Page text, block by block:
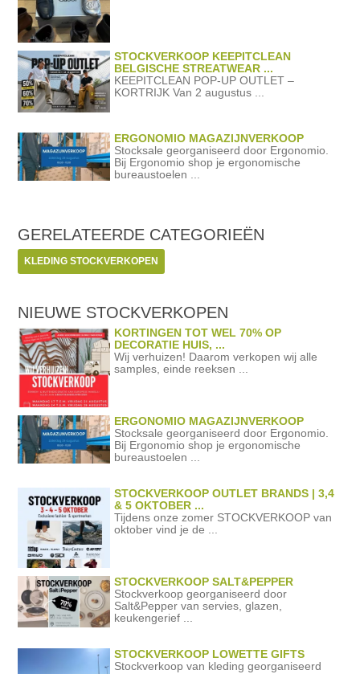
STOCKVERKOOP KEEPITCLEAN
BELGISCHE STREATWEAR ...
KEEPITCLEAN POP-UP OUTLET –
KORTRIJK Van 2 augustus ...
ERGONOMIO MAGAZIJNVERKOOP
Stocksale georganiseerd door Ergonomio.
Bij Ergonomio shop je ergonomische
bureaustoelen ...
GERELATEERDE CATEGORIEËN
KLEDING STOCKVERKOPEN
NIEUWE STOCKVERKOPEN
KORTINGEN TOT WEL 70% OP
DECORATIE HUIS, ...
Wij verhuizen! Daarom verkopen wij alle
samples, einde reeksen ...
ERGONOMIO MAGAZIJNVERKOOP
Stocksale georganiseerd door Ergonomio.
Bij Ergonomio shop je ergonomische
bureaustoelen ...
STOCKVERKOOP OUTLET BRANDS | 3,4
& 5 OKTOBER ...
Tijdens onze zomer STOCKVERKOOP van
oktober vind je de ...
STOCKVERKOOP SALT&PEPPER
Stockverkoop georganiseerd door
Salt&Pepper van servies, glazen,
keukengerief ...
STOCKVERKOOP LOWETTE GIFTS
Stockverkoop van kleding georganiseerd